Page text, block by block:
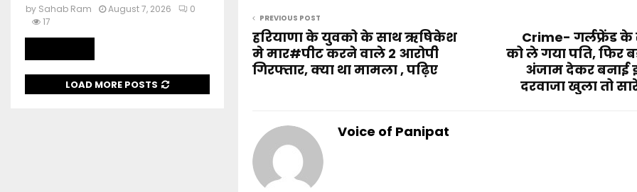
PREVIOUS POST
हरियाणा के युवको के साथ ऋषिकेश
मे मार#पीट करने वाले 2 आरोपी
गिरफ्तार, क्या था मामला , पढ़िए
Crime- गर्लफ्रेंड
को ले गया पति, फिर
अंजाम देकर बनाई
दरवाजा खुला तो
Voice of Panipat
by Sahab Ram August 7, 2026
0
17
LOAD MORE POSTS